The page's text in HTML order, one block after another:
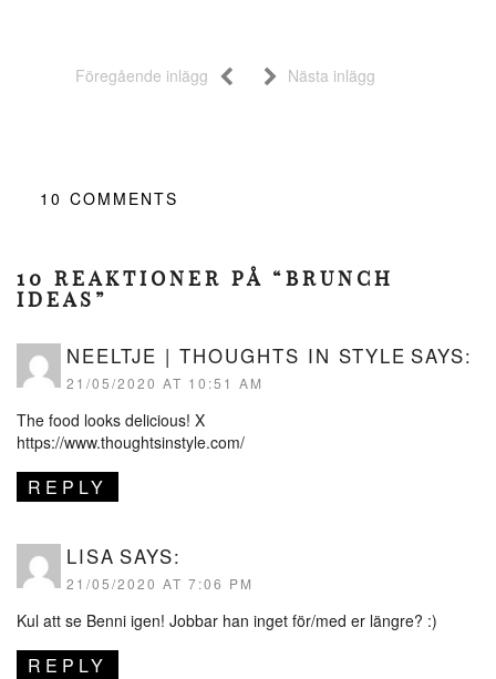
Föregående inlägg Nästa inlägg
10 COMMENTS
10 REAKTIONER PÅ “BRUNCH
IDEAS”
NEELTJE | THOUGHTS IN STYLE SAYS:
21/05/2020 AT 10:51 AM
The food looks delicious! X
https://www.thoughtsinstyle.com/
REPLY
LISA SAYS:
21/05/2020 AT 7:06 PM
Kul att se Benni igen! Jobbar han inget för/med er längre? :)
REPLY